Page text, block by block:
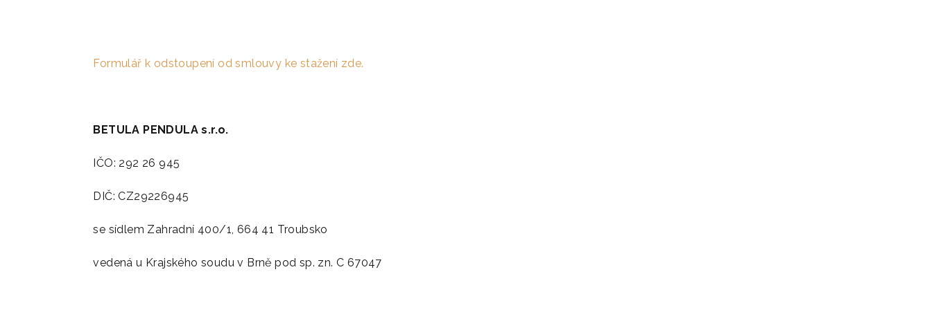
Formulář k odstoupení od smlouvy ke stažení zde.
BETULA PENDULA s.r.o.
IČO: 292 26 945
DIČ: CZ29226945
se sídlem Zahradní 400/1, 664 41 Troubsko
vedená u Krajského soudu v Brně pod sp. zn. C 67047